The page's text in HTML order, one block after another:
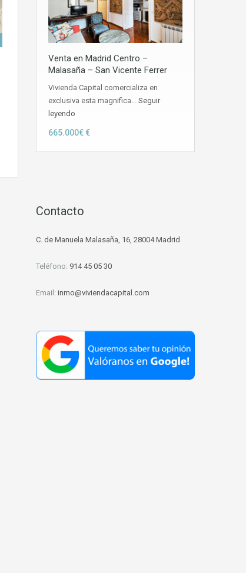
Venta en Madrid Centro –
Malasaña – San Vicente Ferrer
Vivienda Capital comercializa en
exclusiva esta magnifica… Seguir
leyendo
665.000€ €
Contacto
C. de Manuela Malasaña, 16, 28004 Madrid
Teléfono: 914 45 05 30
Email: inmo@viviendacapital.com